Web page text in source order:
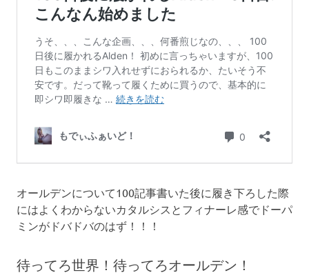
オールデンについて100記事書いた後に履き下ろした際
にはよくわからないカタルシスとフィナーレ感でドーパ
ミンがドバドバのはず！！！
待ってろ世界！待ってろオールデン！